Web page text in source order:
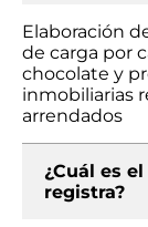
Elaboración
de carga por
chocolate y
inmobiliarias
arrendados
¿Cuál es
registra?